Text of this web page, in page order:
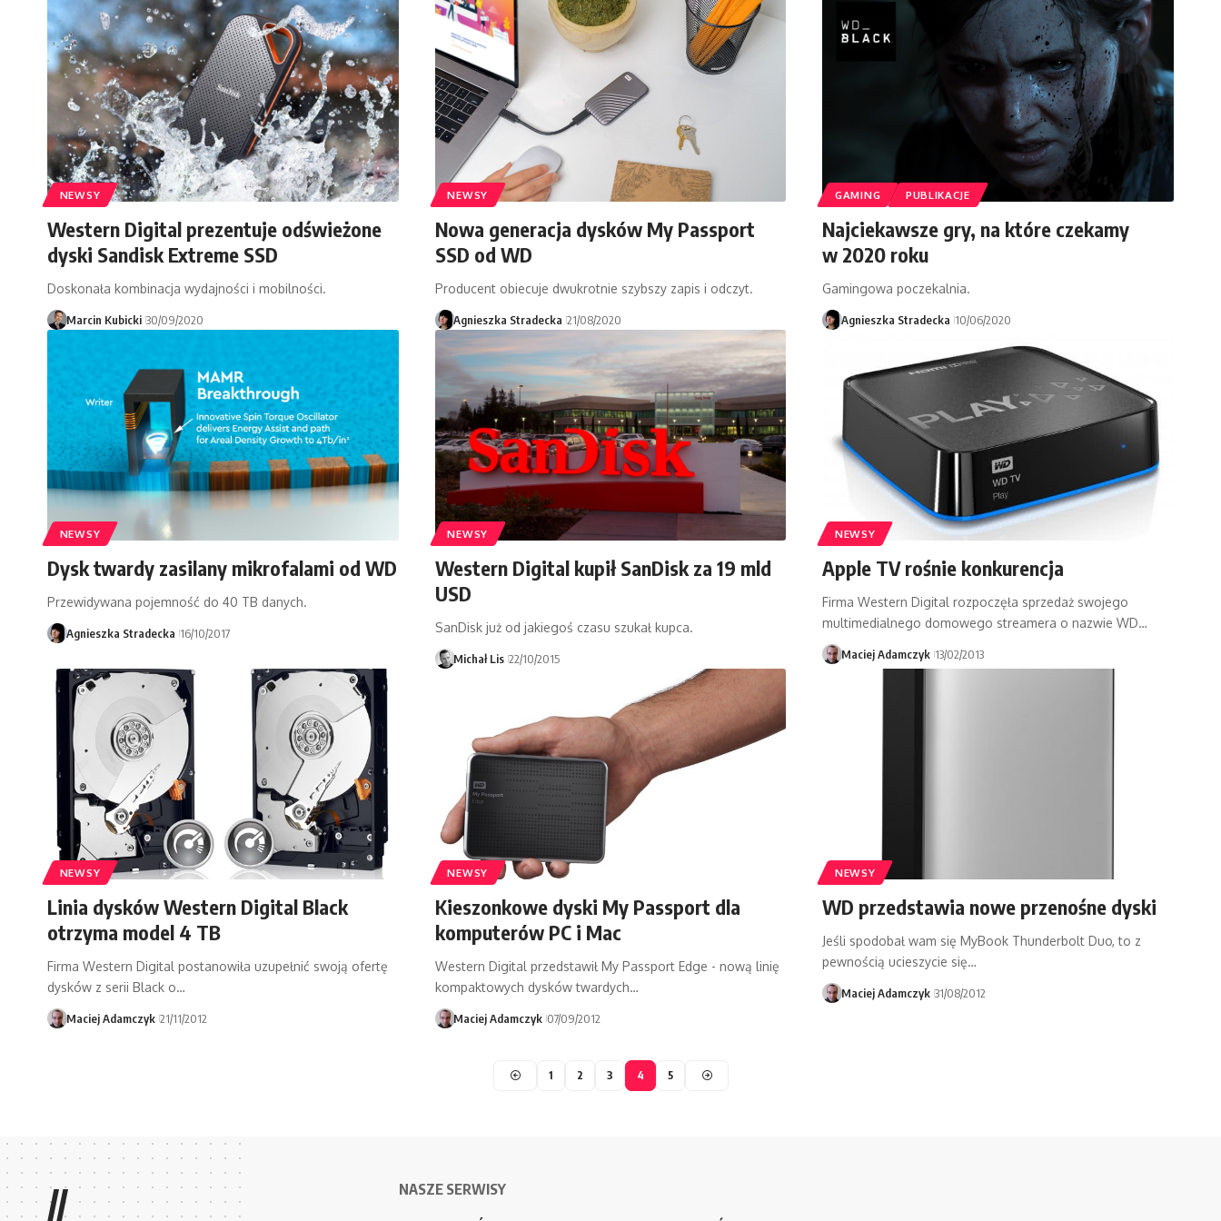
NEWSY
Western Digital prezentuje odświeżone
dyski Sandisk Extreme SSD
Doskonała kombinacja wydajności i mobilności.
Marcin Kubicki 30/09/2020
NEWSY
Nowa generacja dysków My Passport
SSD od WD
Producent obiecuje dwukrotnie szybszy zapis i odczyt.
Agnieszka Stradecka 21/08/2020
GAMING PUBLIKACJE
Najciekawsze gry, na które czekamy
w 2020 roku
Gamingowa poczekalnia.
Agnieszka Stradecka 10/06/2020
NEWSY
Dysk twardy zasilany mikrofalami od WD
Przewidywana pojemność do 40 TB danych.
Agnieszka Stradecka 16/10/2017
NEWSY
Western Digital kupił SanDisk za 19 mld
USD
SanDisk już od jakiegoś czasu szukał kupca.
Michał Lis 22/10/2015
NEWSY
Apple TV rośnie konkurencja
Firma Western Digital rozpoczęła sprzedaż swojego
multimedialnego domowego streamera o nazwie WD…
Maciej Adamczyk 13/02/2013
NEWSY
Linia dysków Western Digital Black
otrzyma model 4 TB
Firma Western Digital postanowiła uzupełnić swoją ofertę
dysków z serii Black o…
Maciej Adamczyk 21/11/2012
NEWSY
Kieszonkowe dyski My Passport dla
komputerów PC i Mac
Western Digital przedstawił My Passport Edge - nową linię
kompaktowych dysków twardych…
Maciej Adamczyk 07/09/2012
NEWSY
WD przedstawia nowe przenośne dyski
Jeśli spodobał wam się MyBook Thunderbolt Duo, to z
pewnością ucieszycie się…
Maciej Adamczyk 31/08/2012
1 2 3 4 5
// NASZE SERWISY